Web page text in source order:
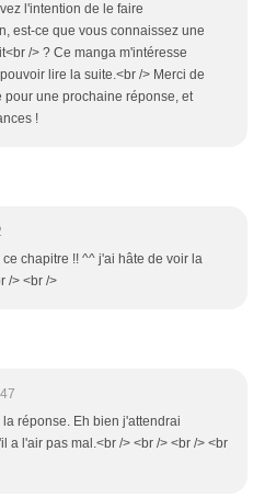
l'intention de le faire
est-ce que vous connaissez une
/> ? Ce manga m'intéresse
lire la suite.<br /> Merci de
pour une prochaine réponse, et
!
chapitre !! ^^ j'ai hâte de voir la
/> <br />
réponse. Eh bien j'attendrai
a l'air pas mal.<br /> <br /> <br /> <br